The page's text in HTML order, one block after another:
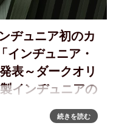
ヂュニア初のカ
インヂュニア・
表～ダークオリ
インヂュニアの
続きを読む